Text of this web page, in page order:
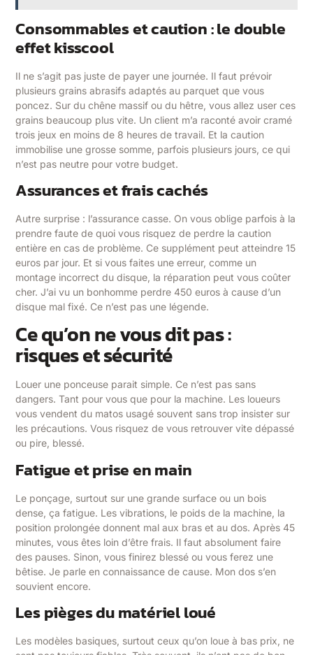
Consommables et caution : le double
effet kisscool
Il ne s’agit pas juste de payer une journée. Il faut prévoir
plusieurs grains abrasifs adaptés au parquet que vous
poncez. Sur du chêne massif ou du hêtre, vous allez user ces
grains beaucoup plus vite. Un client m’a raconté avoir cramé
trois jeux en moins de 8 heures de travail. Et la caution
immobilise une grosse somme, parfois plusieurs jours, ce qui
n’est pas neutre pour votre budget.
Assurances et frais cachés
Autre surprise : l’assurance casse. On vous oblige parfois à la
prendre faute de quoi vous risquez de perdre la caution
entière en cas de problème. Ce supplément peut atteindre 15
euros par jour. Et si vous faites une erreur, comme un
montage incorrect du disque, la réparation peut vous coûter
cher. J’ai vu un bonhomme perdre 450 euros à cause d’un
disque mal fixé. Ce n’est pas une légende.
Ce qu’on ne vous dit pas :
risques et sécurité
Louer une ponceuse parait simple. Ce n’est pas sans
dangers. Tant pour vous que pour la machine. Les loueurs
vous vendent du matos usagé souvent sans trop insister sur
les précautions. Vous risquez de vous retrouver vite dépassé
ou pire, blessé.
Fatigue et prise en main
Le ponçage, surtout sur une grande surface ou un bois
dense, ça fatigue. Les vibrations, le poids de la machine, la
position prolongée donnent mal aux bras et au dos. Après 45
minutes, vous êtes loin d’être frais. Il faut absolument faire
des pauses. Sinon, vous finirez blessé ou vous ferez une
bêtise. Je parle en connaissance de cause. Mon dos s’en
souvient encore.
Les pièges du matériel loué
Les modèles basiques, surtout ceux qu’on loue à bas prix, ne